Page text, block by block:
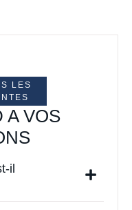
LES
A VOS
il